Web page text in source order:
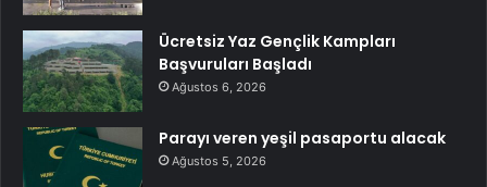
Ücretsiz Yaz Gençlik Kampları
Başvuruları Başladı
Ağustos 6, 2026
Parayı veren yeşil pasaportu alacak
Ağustos 5, 2026